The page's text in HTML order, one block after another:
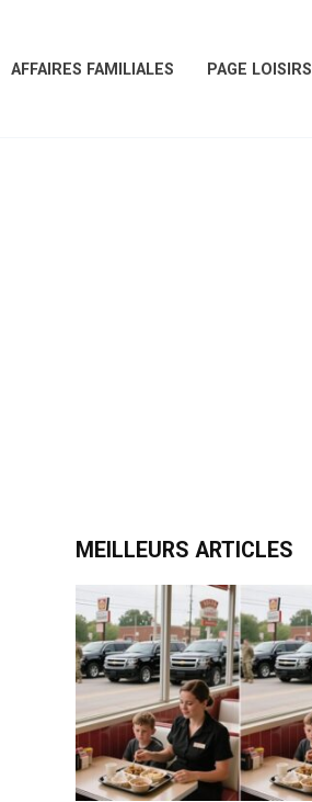
AFFAIRES FAMILIALES PAGE LOISIRS
MEILLEURS ARTICLES